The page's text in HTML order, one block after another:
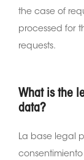
the case of
processed for
requests.
What is the
data?
La base legal